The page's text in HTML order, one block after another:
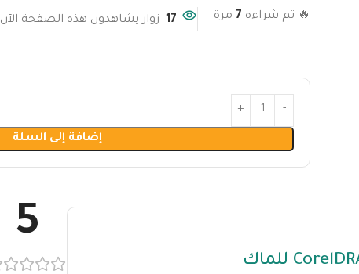
🔥 تم شراءه 7 مرة 17 زوار يشاهدون هذه الصفحة الآن
إضافة إلى السلة
5